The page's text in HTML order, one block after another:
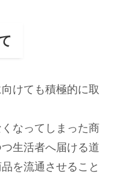
けても積極的に取
なってしまった商
生活者へ届ける道
を流通させること